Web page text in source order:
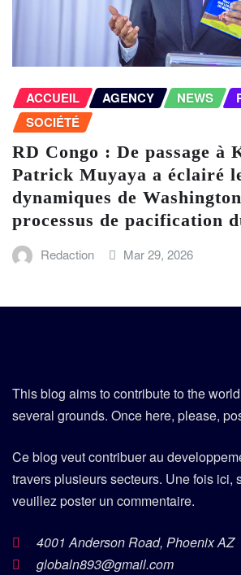
ACCUEIL AGENCY NEWS
SOCIÉTÉ
RD Congo : De passage à
Patrick Muyaya a éclairé
dynamiques de
processus de pacification
Redaction Mar 29, 2026
This blog aims to contribute to the
several grounds. Once here, please,
Ce blog veut contribuer au
travers plusieurs secteurs. Une fois ici,
veuillez poster un commentaire.
4001 Anderson Road, Phoenix AZ
globaln893@gmail.com